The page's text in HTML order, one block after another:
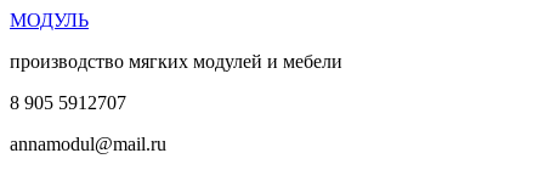
МОДУЛЬ
производство мягких модулей и мебели
8 905 5912707
annamodul@mail.ru